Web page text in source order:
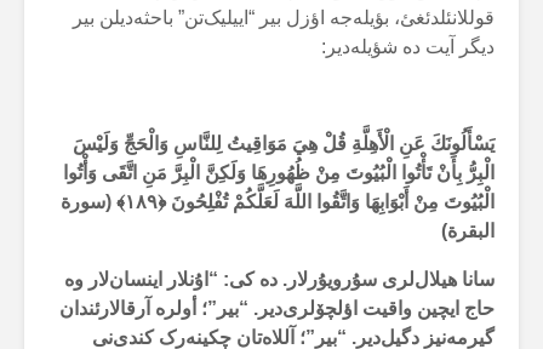
قوللانئلدئغئ، بؤیلەجە اؤزل بیر “اییلیک‌تن” باحثەدیلن بیر
دیگر آیت دە شؤیلەدیر:
يَسْأَلُونَكَ عَنِ الْأَهِلَّةِ قُلْ هِيَ مَوَاقِيتُ لِلنَّاسِ وَالْحَجِّ وَلَيْسَ
الْبِرُّ بِأَنْ تَأْتُوا الْبُيُوتَ مِنْ ظُهُورِهَا وَلَكِنَّ الْبِرَّ مَنِ اتَّقَى وَأْتُوا
الْبُيُوتَ مِنْ أَبْوَابِهَا وَاتَّقُوا اللَّهَ لَعَلَّكُمْ تُفْلِحُونَ ﴿۱۸۹﴾ (سورة
البقرة)
سانا هیلال‌لری سۇرویۇرلار. دە کی: “اۇنلار اینسان‌لار وە
حاج ایچین واقیت اؤلچۆلری‌دیر. “بیر”؛ أولرە آرقالارئندان
گیرمەنیز دگیل‌دیر. “بیر”؛ آللاەتان چکینەرک کندی‌نی